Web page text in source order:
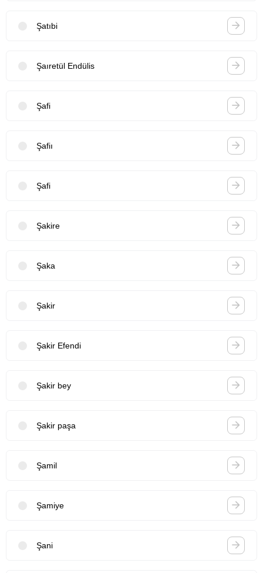
Şatıbi
Şaıretül Endülis
Şafi
Şafiı
Şafi
Şakire
Şaka
Şakir
Şakir Efendi
Şakir bey
Şakir paşa
Şamil
Şamiye
Şani